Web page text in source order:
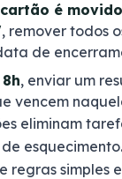
é
, remover todos
de
, enviar um
vencem
eliminam
regras simples